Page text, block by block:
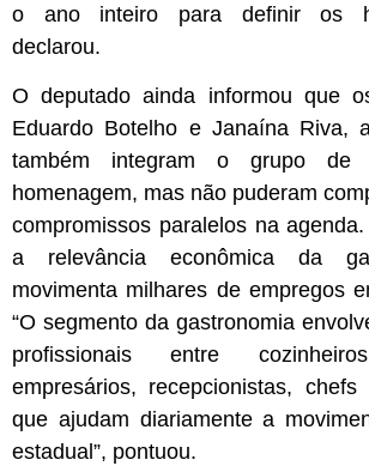
o ano inteiro para definir os
declarou.
O deputado ainda informou que
Eduardo Botelho e Janaína Riva,
também integram o grupo de
homenagem, mas não puderam
compromissos paralelos na
a relevância econômica da
movimenta milhares de empregos
“O segmento da gastronomia
profissionais entre
empresários, recepcionistas, chefs
que ajudam diariamente a
estadual”, pontuou.